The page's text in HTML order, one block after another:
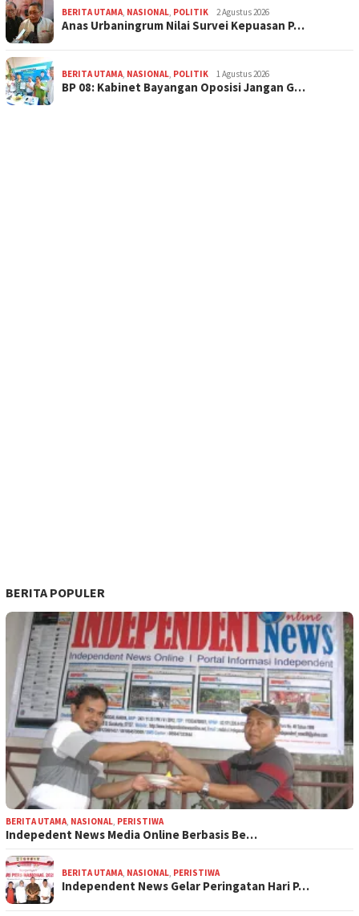
BERITA UTAMA NASIONAL POLITIK 2 Agustus 2026
Anas Urbaningrum Nilai Survei Kepuasan P…
BERITA UTAMA NASIONAL POLITIK 1 Agustus 2026
BP 08: Kabinet Bayangan Oposisi Jangan G…
BERITA POPULER
BERITA UTAMA NASIONAL PERISTIWA
Indepedent News Media Online Berbasis Be…
BERITA UTAMA NASIONAL PERISTIWA
Independent News Gelar Peringatan Hari P…